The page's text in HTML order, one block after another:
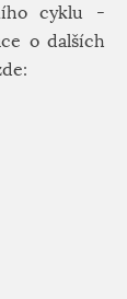
cyklu -
o dalších